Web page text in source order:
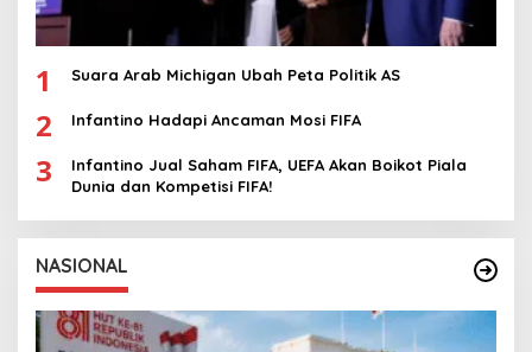
1 Suara Arab Michigan Ubah Peta Politik AS
2 Infantino Hadapi Ancaman Mosi FIFA
3
Infantino Jual Saham FIFA, UEFA Akan Boikot Piala
Dunia dan Kompetisi FIFA!
NASIONAL